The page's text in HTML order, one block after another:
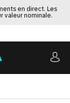
en direct. Les
valeur nominale.